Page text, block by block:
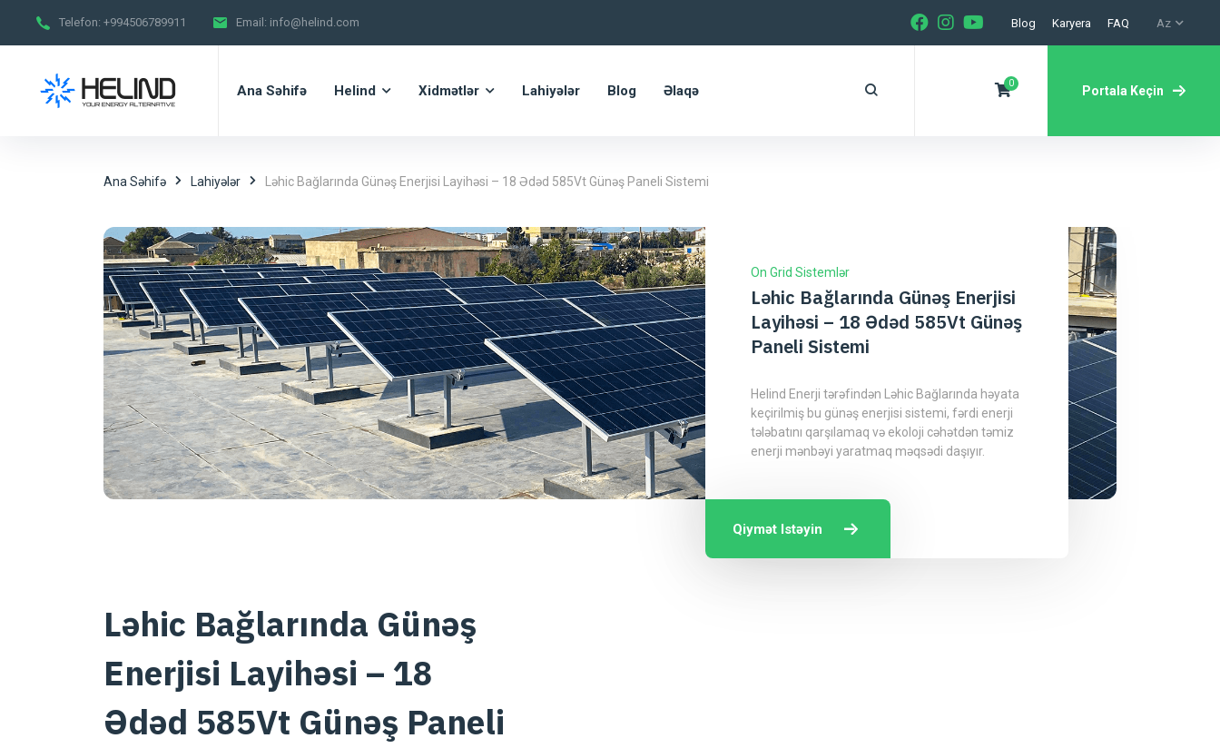
Telefon: +994506789911 Email: info@helind.com Blog Karyera FAQ Az
Ana Səhifə Helind Xidmətlər Lahiyələr Blog Əlaqə 0
Portala Keçin
Ana Səhifə Lahiyələr Ləhic Bağlarında Günəş Enerjisi Layihəsi – 18 Ədəd 585Vt Günəş Paneli Sistemi
On Grid Sistemlər
Ləhic Bağlarında Günəş Enerjisi
Layihəsi – 18 Ədəd 585Vt Günəş
Paneli Sistemi
Helind Enerji tərəfindən Ləhic Bağlarında həyata
keçirilmiş bu günəş enerjisi sistemi, fərdi enerji
tələbatını qarşılamaq və ekoloji cəhətdən təmiz
enerji mənbəyi yaratmaq məqsədi daşıyır.
Qiymət Istəyin
Ləhic Bağlarında Günəş
Enerjisi Layihəsi – 18
Ədəd 585Vt Günəş Paneli